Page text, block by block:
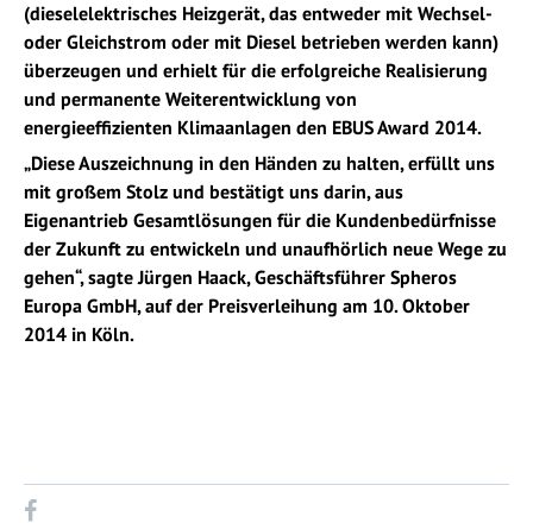
(dieselelektrisches Heizgerät, das entweder mit Wechsel-
oder Gleichstrom oder mit Diesel betrieben werden kann)
überzeugen und erhielt für die erfolgreiche Realisierung
und permanente Weiterentwicklung von
energieeffizienten Klimaanlagen den EBUS Award 2014.
„Diese Auszeichnung in den Händen zu halten, erfüllt uns
mit großem Stolz und bestätigt uns darin, aus
Eigenantrieb Gesamtlösungen für die Kundenbedürfnisse
der Zukunft zu entwickeln und unaufhörlich neue Wege zu
gehen“, sagte Jürgen Haack, Geschäftsführer Spheros
Europa GmbH, auf der Preisverleihung am 10. Oktober
2014 in Köln.